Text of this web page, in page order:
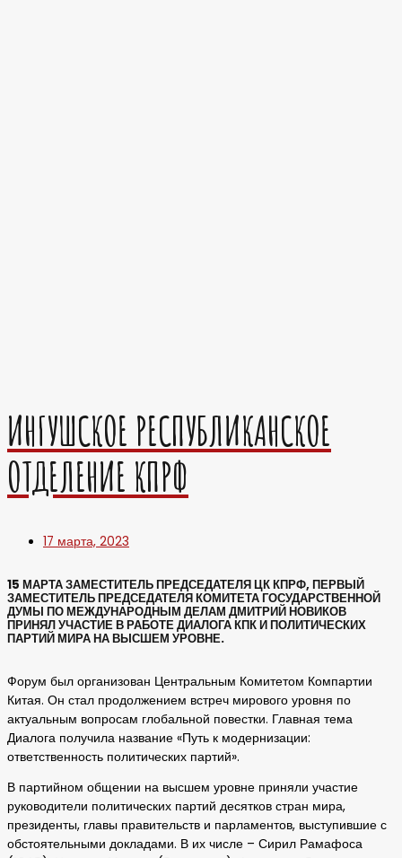
ИНГУШСКОЕ РЕСПУБЛИКАНСКОЕ
ОТДЕЛЕНИЕ КПРФ
17 марта, 2023
15 МАРТА ЗАМЕСТИТЕЛЬ ПРЕДСЕДАТЕЛЯ ЦК КПРФ, ПЕРВЫЙ
ЗАМЕСТИТЕЛЬ ПРЕДСЕДАТЕЛЯ КОМИТЕТА ГОСУДАРСТВЕННОЙ
ДУМЫ ПО МЕЖДУНАРОДНЫМ ДЕЛАМ ДМИТРИЙ НОВИКОВ
ПРИНЯЛ УЧАСТИЕ В РАБОТЕ ДИАЛОГА КПК И ПОЛИТИЧЕСКИХ
ПАРТИЙ МИРА НА ВЫСШЕМ УРОВНЕ.
Форум был организован Центральным Комитетом Компартии
Китая. Он стал продолжением встреч мирового уровня по
актуальным вопросам глобальной повестки. Главная тема
Диалога получила название «Путь к модернизации:
ответственность политических партий».
В партийном общении на высшем уровне приняли участие
руководители политических партий десятков стран мира,
президенты, главы правительств и парламентов, выступившие с
обстоятельными докладами. В их числе – Сирил Рамафоса